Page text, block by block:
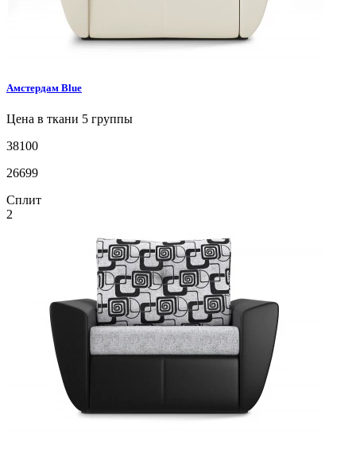
Амстердам Blue
Цена в ткани 5 группы
38100
26699
Сплит
2